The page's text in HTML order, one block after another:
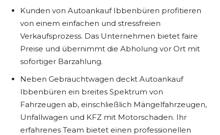
Kunden von Autoankauf Ibbenbüren profitieren
von einem einfachen und stressfreien
Verkaufsprozess. Das Unternehmen bietet faire
Preise und übernimmt die Abholung vor Ort mit
sofortiger Barzahlung.
Neben Gebrauchtwagen deckt Autoankauf
Ibbenbüren ein breites Spektrum von
Fahrzeugen ab, einschließlich Mängelfahrzeugen,
Unfallwagen und KFZ mit Motorschaden. Ihr
erfahrenes Team bietet einen professionellen